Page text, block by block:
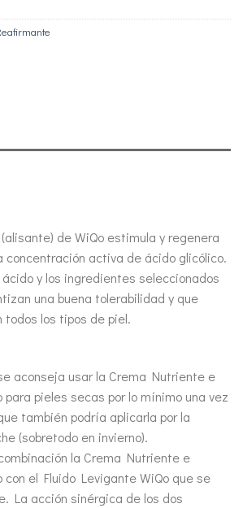
de WiQo estimula y regenera
concentración activa de ácido glicólico.
y los ingredientes seleccionados
una buena tolerabilidad y que
todos los tipos de piel.
aconseja usar la Crema Nutriente e
pieles secas por lo mínimo una vez
también podría aplicarla por la
(sobretodo en invierno).
la Crema Nutriente e
con el Fluido Levigante WiQo que se
La acción sinérgica de los dos